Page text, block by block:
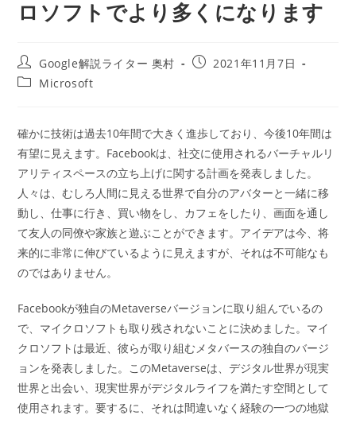
ロソフトでより多くになります
投
稿
者:
Google解説ライター 奥村
投
2021年11月7日
投
テ
ゴ
リ
ー:
Microsoft
確かに技術は過去10年間で大きく進歩しており、今後10年間は
有望に見えます。Facebookは、社交に使用されるバーチャルリ
アリティスペースの立ち上げに関する計画を発表しました。
人々は、むしろ人間に見える世界で自分のアバターと一緒に移
動し、仕事に行き、買い物をし、カフェをしたり、画面を通し
て友人の同僚や家族と遊ぶことができます。アイデアは今、将
来的に非常に伸びているように見えますが、それは不可能なも
のではありません。
Facebookが独自のMetaverseバージョンに取り組んでいるの
で、マイクロソフトも取り残されないことに決めました。マイ
クロソフトは最近、彼らが取り組むメタバースの独自のバージ
ョンを発表しました。このMetaverseは、デジタル世界が現実
世界と出会い、現実世界がデジタルライフを満たす空間として
使用されます。要するに、それは間違いなく経験の一つの地獄